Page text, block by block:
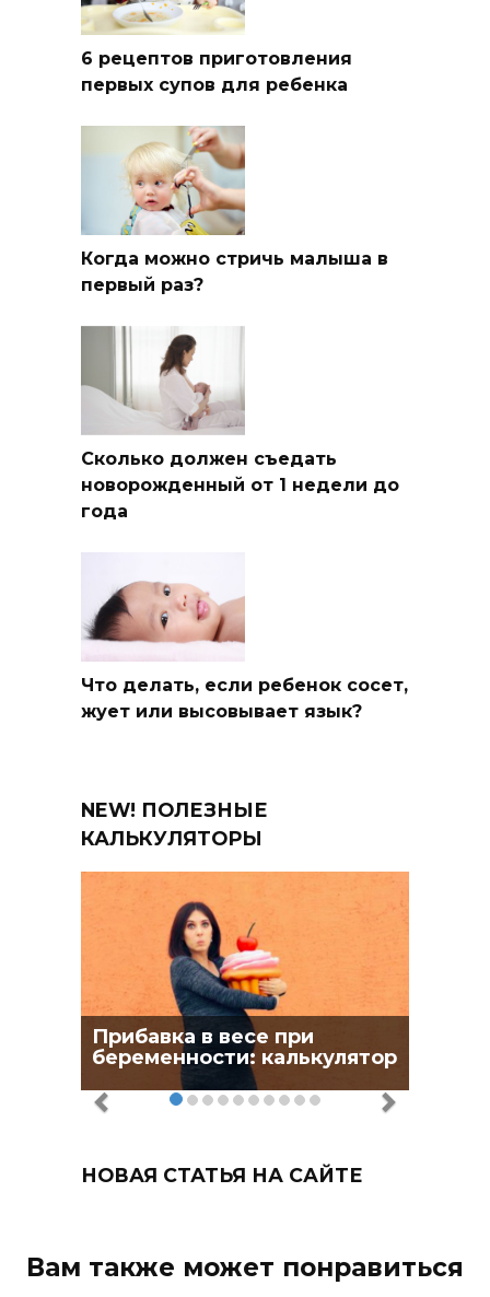
6 рецептов приготовления
первых супов для ребенка
Когда можно стричь малыша в
первый раз?
Сколько должен съедать
новорожденный от 1 недели до
года
Что делать, если ребенок сосет,
жует или высовывает язык?
NEW! ПОЛЕЗНЫЕ
КАЛЬКУЛЯТОРЫ
Прибавка в весе при
беременности: калькулятор
НОВАЯ СТАТЬЯ НА САЙТЕ
Вам также может понравиться